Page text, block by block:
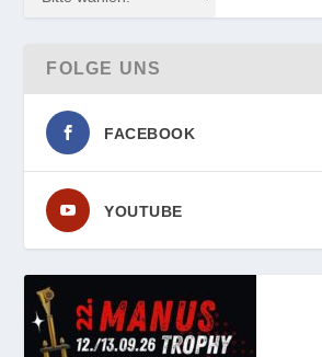
FOLGE UNS
FACEBOOK
YOUTUBE